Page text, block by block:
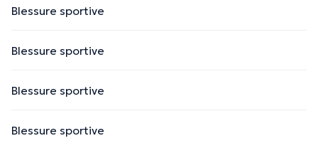
Blessure sportive
Blessure sportive
Blessure sportive
Blessure sportive